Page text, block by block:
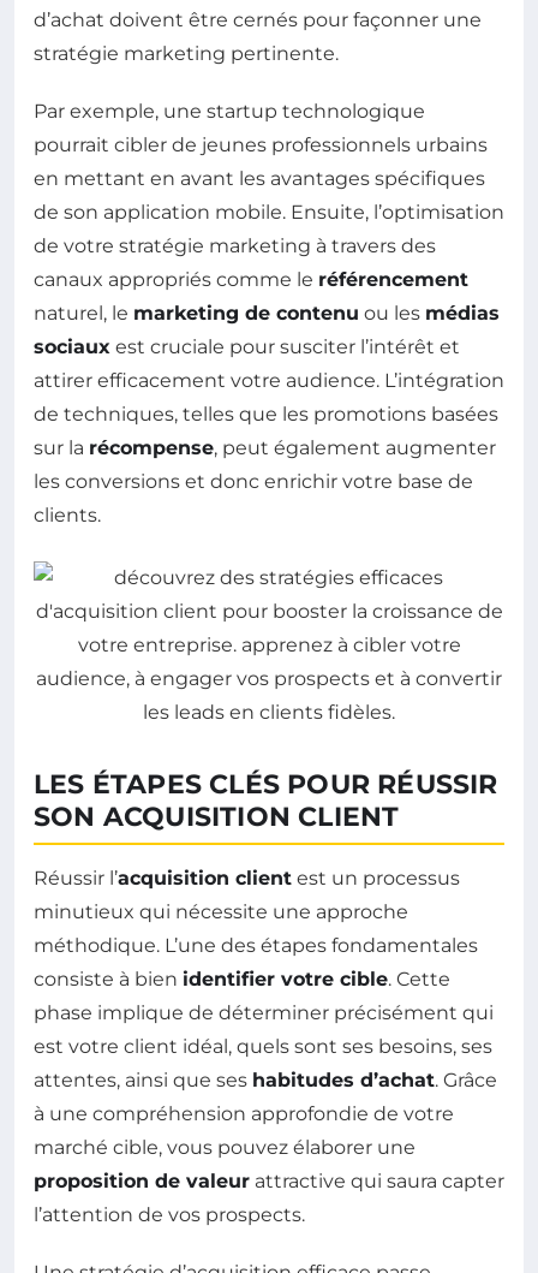
d’achat doivent être cernés pour façonner une
stratégie marketing pertinente.
Par exemple, une startup technologique
pourrait cibler de jeunes professionnels urbains
en mettant en avant les avantages spécifiques
de son application mobile. Ensuite, l’optimisation
de votre stratégie marketing à travers des
canaux appropriés comme le référencement
naturel, le marketing de contenu ou les médias
sociaux est cruciale pour susciter l’intérêt et
attirer efficacement votre audience. L’intégration
de techniques, telles que les promotions basées
sur la récompense, peut également augmenter
les conversions et donc enrichir votre base de
clients.
LES ÉTAPES CLÉS POUR RÉUSSIR
SON ACQUISITION CLIENT
Réussir l’acquisition client est un processus
minutieux qui nécessite une approche
méthodique. L’une des étapes fondamentales
consiste à bien identifier votre cible. Cette
phase implique de déterminer précisément qui
est votre client idéal, quels sont ses besoins, ses
attentes, ainsi que ses habitudes d’achat. Grâce
à une compréhension approfondie de votre
marché cible, vous pouvez élaborer une
proposition de valeur attractive qui saura capter
l’attention de vos prospects.